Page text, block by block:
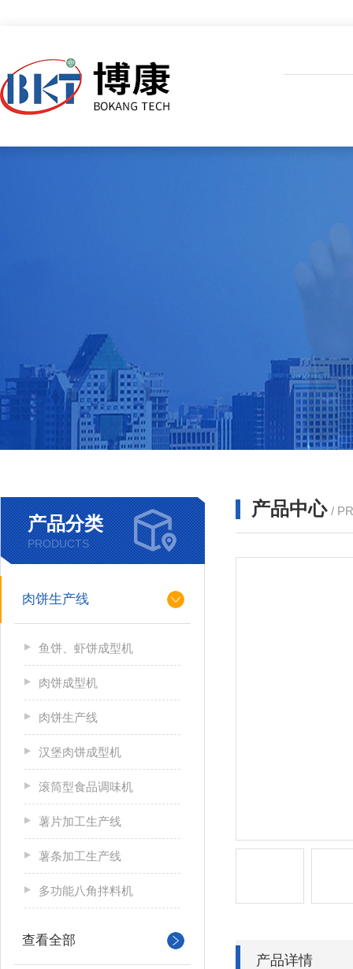
产品分类
PRODUCTS
肉饼生产线
鱼饼、虾饼成型机
肉饼成型机
肉饼生产线
汉堡肉饼成型机
滚筒型食品调味机
薯片加工生产线
薯条加工生产线
多功能八角拌料机
查看全部
产品中心 /
产品详情